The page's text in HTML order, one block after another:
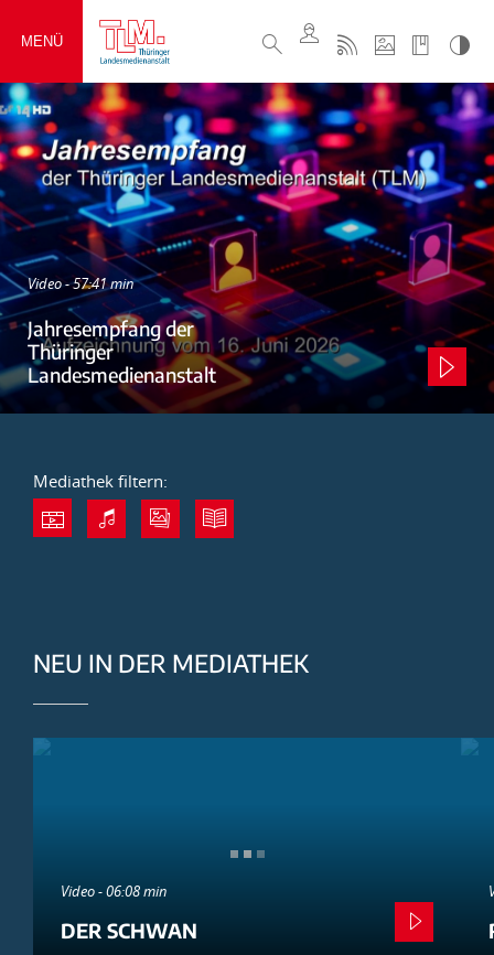
MENÜ
Video - 57:41 min
Jahresempfang der
Thüringer
Landesmedienanstalt
Mediathek filtern:
NEU IN DER MEDIATHEK
Video - 06:08 min
DER SCHWAN